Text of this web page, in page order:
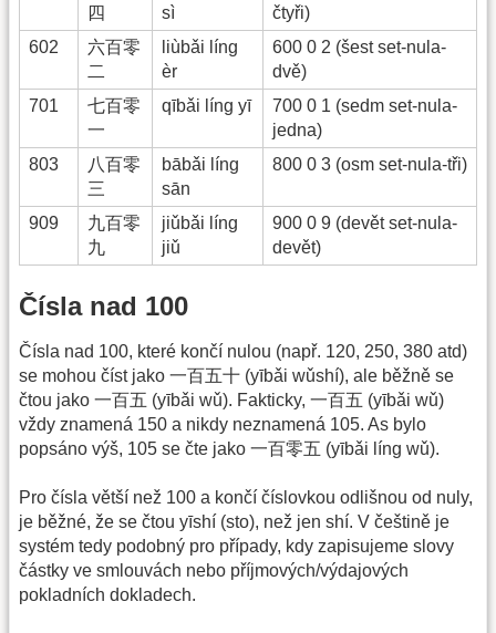
四
sì
čtyři)
602
六百零
二
liùbǎi líng
èr
600 0 2 (šest set-nula-
dvě)
701
七百零
一
qībǎi líng yī
700 0 1 (sedm set-nula-
jedna)
803
八百零
三
bābǎi líng
sān
800 0 3 (osm set-nula-tři)
909
九百零
九
jiǔbǎi líng
jiǔ
900 0 9 (devět set-nula-
devět)
Čísla nad 100
Čísla nad 100, které končí nulou (např. 120, 250, 380 atd)
se mohou číst jako 一百五十 (yībǎi wǔshí), ale běžně se
čtou jako 一百五 (yībǎi wǔ). Fakticky, 一百五 (yībǎi wǔ)
vždy znamená 150 a nikdy neznamená 105. As bylo
popsáno výš, 105 se čte jako 一百零五 (yībǎi líng wǔ).
Pro čísla větší než 100 a končí číslovkou odlišnou od nuly,
je běžné, že se čtou yīshí (sto), než jen shí. V češtině je
systém tedy podobný pro případy, kdy zapisujeme slovy
částky ve smlouvách nebo příjmových/výdajových
pokladních dokladech.